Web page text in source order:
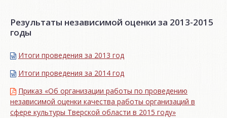
Результаты независимой оценки за 2013-2015
годы
Итоги проведения за 2013 год
Итоги проведения за 2014 год
Приказ «Об организации работы по проведению
независимой оценки качества работы организаций в
сфере культуры Тверской области в 2015 году»